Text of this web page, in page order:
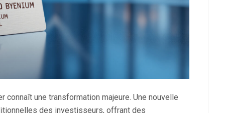
une transformation majeure. Une nouvelle
des investisseurs, offrant des